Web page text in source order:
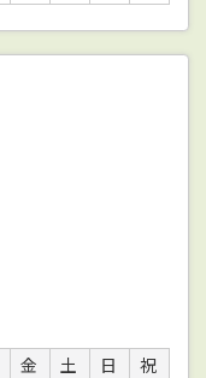
金 土 日
祝